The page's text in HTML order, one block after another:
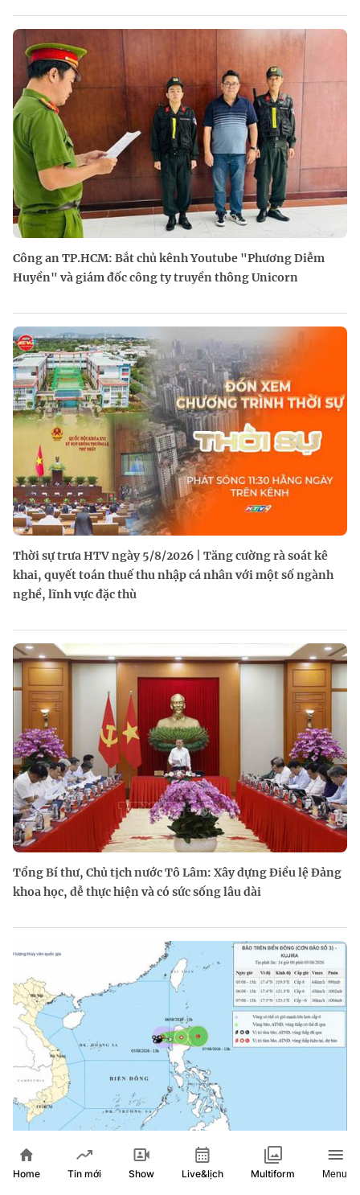
Công an TP.HCM: Bắt chủ kênh Youtube "Phương Diễm
Huyền" và giám đốc công ty truyền thông Unicorn
Thời sự trưa HTV ngày 5/8/2026 | Tăng cường rà soát kê
khai, quyết toán thuế thu nhập cá nhân với một số ngành
nghề, lĩnh vực đặc thù
Tổng Bí thư, Chủ tịch nước Tô Lâm: Xây dựng Điều lệ Đảng
khoa học, dễ thực hiện và có sức sống lâu dài
Bão số 3 tiếp tục đổi hướng sau khi hình thành trên Biển
Home Tin mới Show Live&lịch Multiform Menu